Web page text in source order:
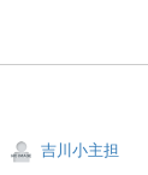
吉川小主担